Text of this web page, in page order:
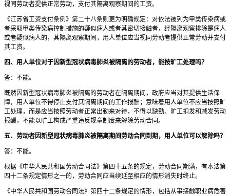
视同劳动者提供正常劳动，支付其隔离观察期间的工资。
《江苏省工资支付条例》第二十八条则更为明确规定：对依法被列为甲类传染病或
者采取甲类传染病控制措施的疑似病人或者其密切接触者，经隔离观察排除是病人
或者疑似病人的，其隔离观察期间，用人单位应当视同劳动者提供正常劳动并支付
其工资。
四、用人单位对于因新型冠状病毒肺炎被隔离的劳动者，能按旷工处理吗？
答：不能。
既然因新型冠状病毒肺炎被隔离的劳动者在隔离期间，政府应当对其提供生活保
障，用人单位不得停止支付其隔离期间的工作报酬；意味着用人单位不应当按照旷
工处理，而是应当按照劳动者正常出勤来对待，不得以缺勤、旷工扣发和减发劳动
报酬，不能以旷工构成严重违反规章制度来解除劳动合同。
五、劳动者因新型冠状病毒肺炎被隔离期间劳动合同到期，用人单位可以解除吗？
答：不能。
根据《中华人民共和国劳动合同法》第四十五条的规定，劳动合同期满，有本法第
四十二条规定情形之一的，劳动合同应当续延至相应的情形消失时终止。
《中华人民共和国劳动合同法》第四十二条规定的情形，包括从事接触职业病危害